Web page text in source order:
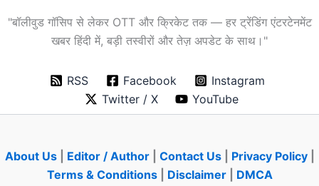
"बॉलीवुड गॉसिप से लेकर OTT और क्रिकेट तक — हर ट्रेंडिंग एंटरटेनमेंट
खबर हिंदी में, बड़ी तस्वीरों और तेज़ अपडेट के साथ।"
RSS Facebook
Instagram
Twitter / X
YouTube
About Us| Editor / Author| Contact Us| Privacy Policy|
Terms & Conditions| Disclaimer| DMCA